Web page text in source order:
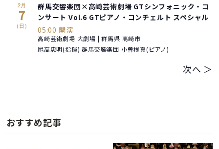
2月
7
(日)
群馬交響楽団×高崎芸術劇場 GTシンフォニック・コ
ンサート Vol.6 GTピアノ・コンチェルト スペシャル
05:00 開演
高崎芸術劇場 大劇場 | 群馬県 高崎市
尾高忠明(指揮) 群馬交響楽団 小曽根真(ピアノ)
次へ ＞
おすすめ記事